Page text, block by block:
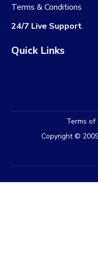
Terms & Conditions
24/7 Live Support.
Quick Links
Terms of
Copyright ©